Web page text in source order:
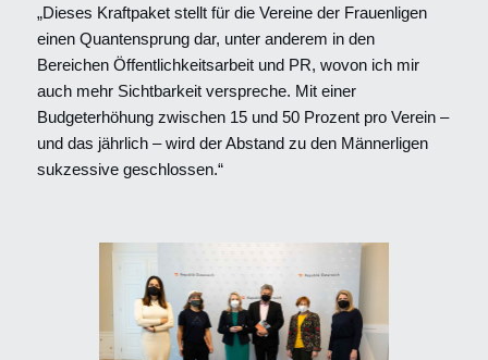
„Dieses Kraftpaket stellt für die Vereine der Frauenligen
einen Quantensprung dar, unter anderem in den
Bereichen Öffentlichkeitsarbeit und PR, wovon ich mir
auch mehr Sichtbarkeit verspreche. Mit einer
Budgeterhöhung zwischen 15 und 50 Prozent pro Verein –
und das jährlich – wird der Abstand zu den Männerligen
sukzessive geschlossen.“